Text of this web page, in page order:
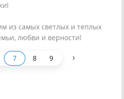
из самых светлых и теплых
любви и верности!
7 8 9 ›